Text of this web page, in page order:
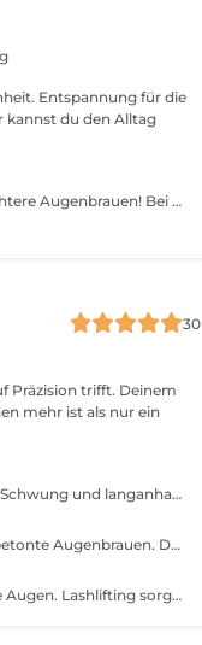
Entspannung für die
Perfekt geformte, vollere und optisch dichtere Augenbrauen! Bei dieser Behandlung werden die Augenbrauenhärchen sanft in die gewünschte Form gebracht und dauerhaft fixiert – für einen gepflegten, ausdrucksstarken Look jeden Tag. Ablauf: • Sanfte Abreinigung & Entfettung • Ausrichten & In-Form-Bringen der Härchen • Sanfte Fixierung (Lifting) • Augenbrauen färben • Pflegendes Keratin- / Nutri-Serum
30
mehr ist als nur ein
Browlifting für mehr Volumen, perfekten Schwung und langanhaltende Form. Für ausdrucksstarke Brows ohne tägliches Styling.
Für volle, perfekt geformte und intensiv betonte Augenbrauen. Die Härchen werden sanft geliftet, in deine Wunschform gebracht und passend zu deinem Typ gefärbt für einen ausdrucksstarken Look, der wochenlang hält.
Die ultimative Kombi für ausdrucksstarke Augen. Lashlifting sorgt für geschwungene Wimpern, während Browlifting deinen Brauen Fülle und Definition verleiht. Abgerundet wird die Behandlung mit präzisem Zupfen oder Waxing.